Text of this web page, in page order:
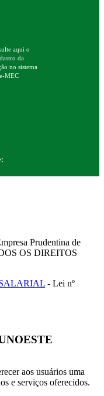
aqui o
da
no sistema
e-MEC
Prudentina de
OS DIREITOS
- Lei nº
aos usuários uma
e serviços oferecidos.